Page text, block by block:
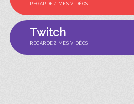
REGARDEZ MES VIDÉOS !
Twitch
REGARDEZ MES VIDÉOS !